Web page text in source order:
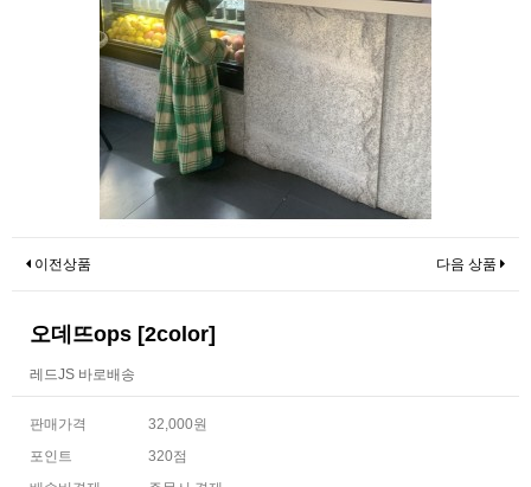
이전상품 다음 상품
오데뜨ops [2color]
레드JS 바로배송
판매가격
32,000원
포인트
320점